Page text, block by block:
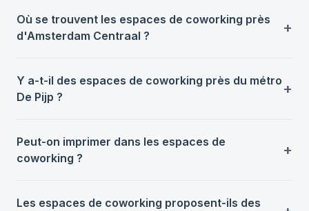
Où se trouvent les espaces de coworking près
d'Amsterdam Centraal ?
Y a-t-il des espaces de coworking près du métro
De Pijp ?
Peut-on imprimer dans les espaces de
coworking ?
Les espaces de coworking proposent-ils des